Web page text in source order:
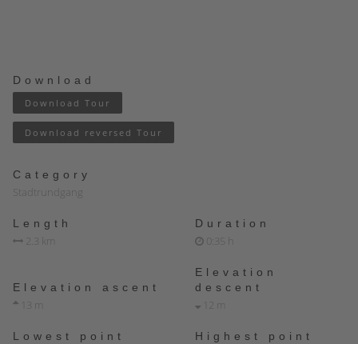
Download
Download Tour
Download reversed Tour
Category
Stadtrundgang
Length
2.3 km
Duration
0:35 h
Elevation ascent
13 m
Elevation
descent
12 m
Lowest point Highest point